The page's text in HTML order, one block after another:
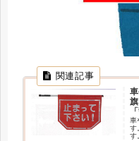
車
す
す